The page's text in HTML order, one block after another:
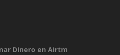
Dinero en Airtm